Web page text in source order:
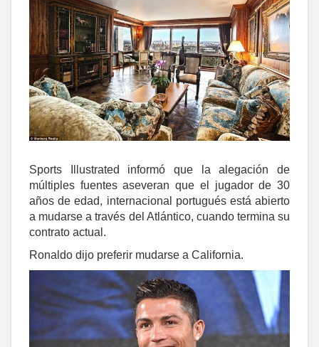
Sports Illustrated informó que la alegación de
múltiples fuentes aseveran que el jugador de 30
años de edad, internacional portugués está abierto
a mudarse a través del Atlántico, cuando termina su
contrato actual.
Ronaldo dijo preferir mudarse a California.